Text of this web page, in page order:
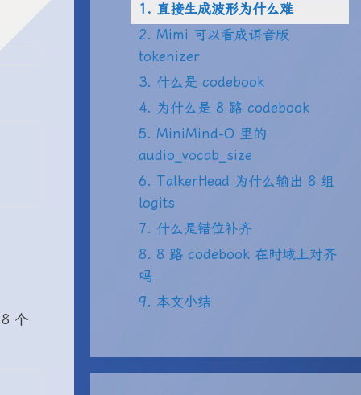
个
1. 直接生成波形为什么难
2. Mimi 可以看成语音版
tokenizer
3. 什么是 codebook
4. 为什么是 8 路 codebook
5. MiniMind-O 里的
audio_vocab_size
6. TalkerHead 为什么输出 8 组
logits
7. 什么是错位补齐
8. 8 路 codebook 在时域上对齐
吗
9. 本文小结